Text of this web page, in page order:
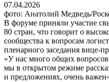
07.04.2026
фото: Анатолий Медведь/
В форуме приняли участие
80 стран, что говорит о
сообщества к вопросам
пленарного заседания вице-
«У нас много общих
мы в открытом режиме
и предложениях, очень